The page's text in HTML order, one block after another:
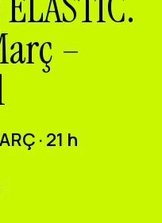
–
· 21 h